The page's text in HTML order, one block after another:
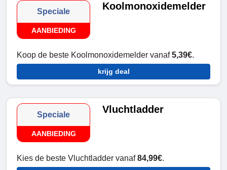
Speciale
AANBIEDING
Koolmonoxidemelder
Koop de beste Koolmonoxidemelder vanaf5,39€.
krijg deal
Speciale
AANBIEDING
Vluchtladder
Kies de beste Vluchtladder vanaf84,99€.